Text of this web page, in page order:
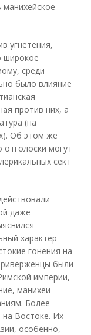
угнетения,
широкое
среди
было влияние
против них, а
(на
Об этом же
отголоски могут
сект
даже
характер
гонения на
были
империи,
манихеи
Более
на Востоке. Их
особенно,